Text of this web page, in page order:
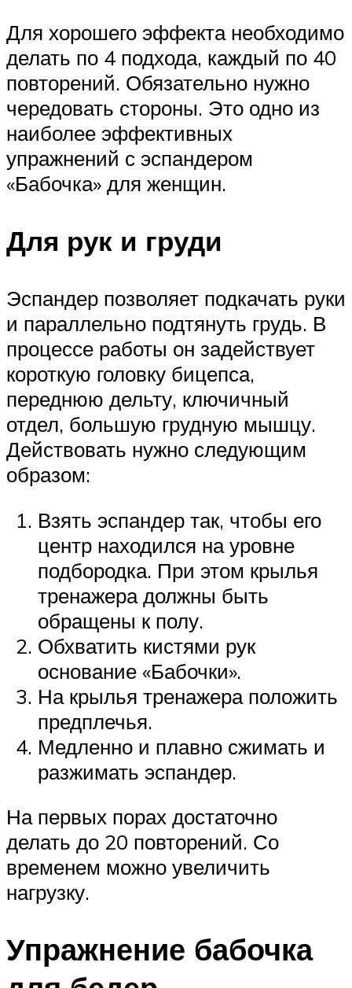
Для хорошего эффекта необходимо
делать по 4 подхода, каждый по 40
повторений. Обязательно нужно
чередовать стороны. Это одно из
наиболее эффективных
упражнений с эспандером
«Бабочка» для женщин.
Для рук и груди
Эспандер позволяет подкачать руки
и параллельно подтянуть грудь. В
процессе работы он задействует
короткую головку бицепса,
переднюю дельту, ключичный
отдел, большую грудную мышцу.
Действовать нужно следующим
образом:
Взять эспандер так, чтобы его
центр находился на уровне
подбородка. При этом крылья
тренажера должны быть
обращены к полу.
Обхватить кистями рук
основание «Бабочки».
На крылья тренажера положить
предплечья.
Медленно и плавно сжимать и
разжимать эспандер.
На первых порах достаточно
делать до 20 повторений. Со
временем можно увеличить
нагрузку.
Упражнение бабочка